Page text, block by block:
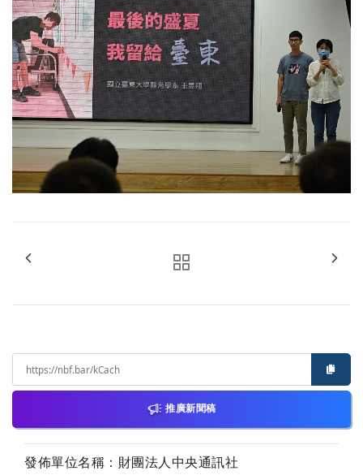
推廣新聞稿
發佈單位名稱：財團法人中央通訊社